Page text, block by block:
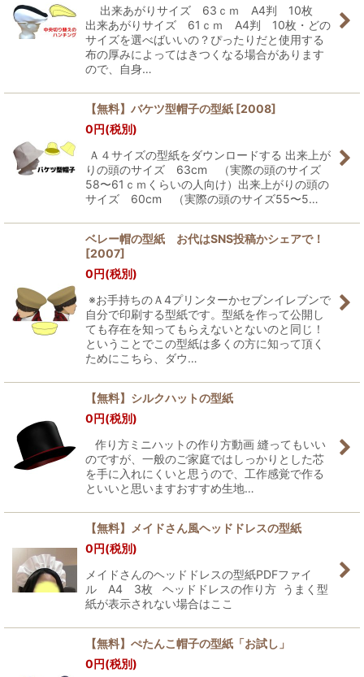
出来あがりサイズ 63ｃｍ A4判 10枚
出来あがりサイズ 61ｃｍ A4判 10枚・どの
サイズを選べばいいの？ぴったりだと使用する
布の厚みによってはきつくなる場合があります
ので、自身…
【無料】バケツ型帽子の型紙 [2008]
0円(税別)
Ａ４サイズの型紙をダウンロードする 出来上が
りの頭のサイズ 63cm （実際の頭のサイズ
58〜61ｃｍくらいの人向け）出来上がりの頭の
サイズ 60cm （実際の頭のサイズ55〜5…
ベレー帽の型紙 お代はSNS投稿かシェアで！
[2007]
0円(税別)
※お手持ちのＡ4プリンターかセブンイレブンで
自分で印刷する型紙です。型紙を作って公開し
ても存在を知ってもらえないとないのと同じ！
ということでこの型紙は多くの方に知って頂く
ためにこちら、ダウ…
【無料】シルクハットの型紙
0円(税別)
作り方ミニハットの作り方動画 縫ってもいい
のですが、一般のご家庭ではしっかりとした芯
を手に入れにくいと思うので、工作感覚で作る
といいと思いますおすすめ生地…
【無料】メイドさん風ヘッドドレスの型紙
0円(税別)
メイドさんのヘッドドレスの型紙PDFファイ
ル A4 3枚 ヘッドドレスの作り方 うまく型
紙が表示されない場合はここ
【無料】ぺたんこ帽子の型紙「お試し」
0円(税別)